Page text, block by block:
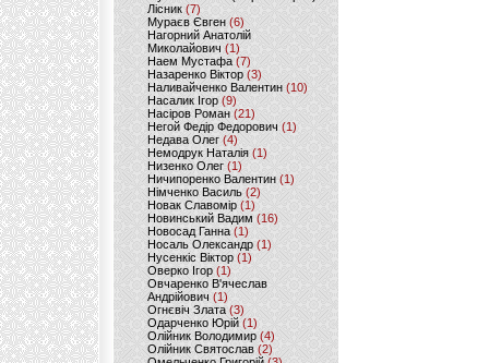
Лісник (7)
Мураєв Євген(6)
Нагорний Анатолій
Миколайович (1)
Наем Мустафа (7)
Назаренко Віктор (3)
Наливайченко Валентин (10)
Насалик Ігор(9)
Насіров Роман (21)
Негой Федір Федорович(1)
Недава Олег(4)
Немодрук Наталія(1)
Низенко Олег (1)
Ничипоренко Валентин (1)
Німченко Василь (2)
Новак Славомір (1)
Новинський Вадим (16)
Новосад Ганна (1)
Носаль Олександр (1)
Нусенкіс Віктор (1)
Оверко Ігор (1)
Овчаренко В'ячеслав
Андрійович(1)
Огнєвіч Злата (3)
Одарченко Юрій(1)
Олійник Володимир (4)
Олійник Святослав (2)